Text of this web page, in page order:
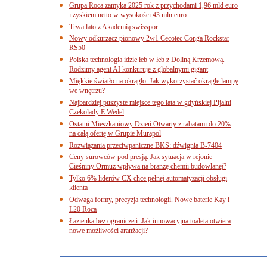
Grupa Roca zamyka 2025 rok z przychodami 1,96 mld euro
i zyskiem netto w wysokości 43 mln euro
Trwa lato z Akademią swisspor
Nowy odkurzacz pionowy 2w1 Cecotec Conga Rockstar
RS50
Polska technologia idzie łeb w łeb z Doliną Krzemową.
Rodzimy agent AI konkuruje z globalnymi gigant
Miękkie światło na okrągło. Jak wykorzystać okrągłe lampy
we wnętrzu?
Najbardziej puszyste miejsce tego lata w gdyńskiej Pijalni
Czekolady E.Wedel
Ostatni Mieszkaniowy Dzień Otwarty z rabatami do 20%
na całą ofertę w Grupie Murapol
Rozwiązania przeciwpaniczne BKS: dźwignia B-7404
Ceny surowców pod presją. Jak sytuacja w rejonie
Cieśniny Ormuz wpływa na branżę chemii budowlanej?
Tylko 6% liderów CX chce pełnej automatyzacji obsługi
klienta
Odwaga formy, precyzja technologii. Nowe baterie Kay i
L20 Roca
Łazienka bez ograniczeń. Jak innowacyjna toaleta otwiera
nowe możliwości aranżacji?